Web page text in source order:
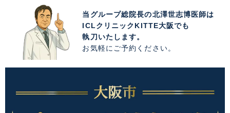
当グループ総院長の北澤世志博医師は
ICLクリニックKITTE大阪でも
執刀いたします。
お気軽にご予約ください。